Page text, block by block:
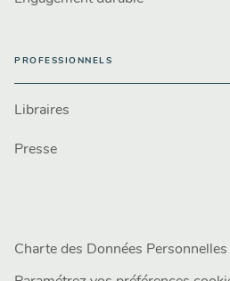
PROFESSIONNELS
Libraires
Presse
Charte des Données Personnelles